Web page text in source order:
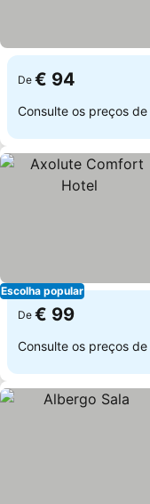
De € 94
Consulte os preços de
Escolha popular
De € 99
Consulte os preços de